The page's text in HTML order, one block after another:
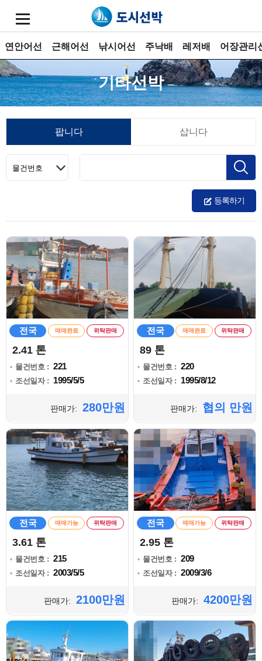
연안어선 근해어선 낚시어선 주낙배 레저배 어장관리
기타선박
팝니다 삽니다
등록하기
전국 매매완료 위탁판매
2.41 톤
물건번호 : 221
조선일자 : 1995/5/5
판매가: 280만원
전국 매매완료 위탁판매
89 톤
물건번호 : 220
조선일자 : 1995/8/12
판매가: 협의 만원
전국 매매가능 위탁판매
3.61 톤
물건번호 : 215
조선일자 : 2003/5/5
판매가: 2100만원
전국 매매가능 위탁판매
2.95 톤
물건번호 : 209
조선일자 : 2009/3/6
판매가: 4200만원